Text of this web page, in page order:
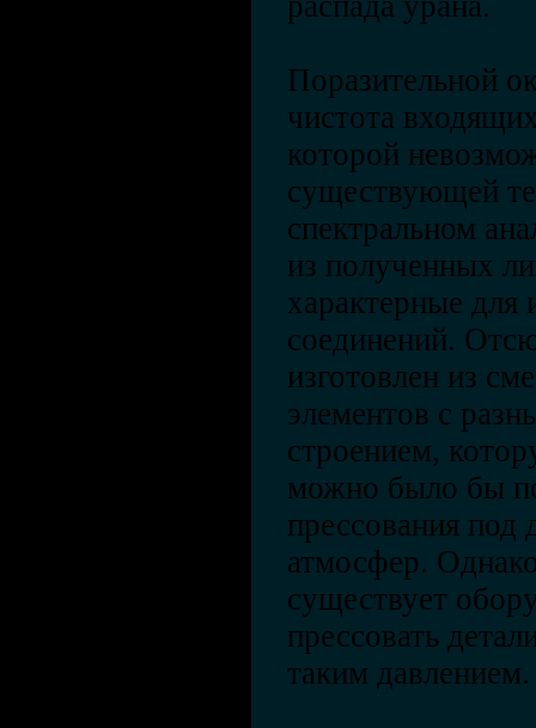
Поразительной
чистота
которой
существующей
спектральном
из полученных
характерные для
соединений.
изготовлен из
элементов с
строением,
можно было бы
прессования под
атмосфер.
существует
прессовать
таким